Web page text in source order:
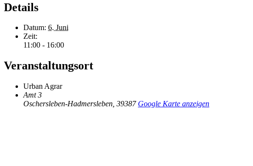
Details
Datum: 6. Juni
Zeit:
11:00 - 16:00
Veranstaltungsort
Urban Agrar
Amt 3
Oschersleben-Hadmersleben 39387 Google Karte anzeigen